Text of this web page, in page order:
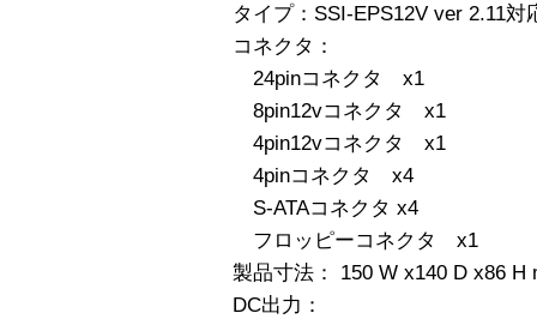
タイプ：SSI-EPS12V ver 2.11対
コネクタ：
24pinコネクタ x1
8pin12vコネクタ x1
4pin12vコネクタ x1
4pinコネクタ x4
S-ATAコネクタ x4
フロッピーコネクタ x1
製品寸法： 150 W x140 D x86 H
DC出力：